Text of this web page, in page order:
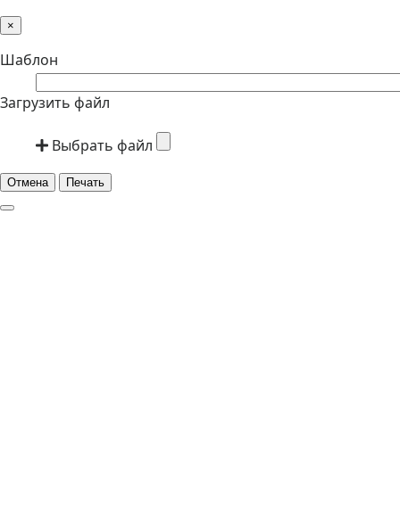
×
Шаблон
Загрузить файл
Выбрать файл
Отмена Печать